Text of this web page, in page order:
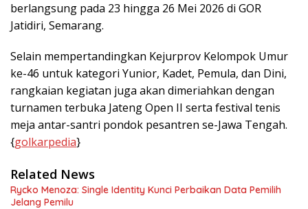
berlangsung pada 23 hingga 26 Mei 2026 di GOR
Jatidiri, Semarang.
Selain mempertandingkan Kejurprov Kelompok Umur
ke-46 untuk kategori Yunior, Kadet, Pemula, dan Dini,
rangkaian kegiatan juga akan dimeriahkan dengan
turnamen terbuka Jateng Open II serta festival tenis
meja antar-santri pondok pesantren se-Jawa Tengah.
{golkarpedia}
Related News
Rycko Menoza: Single Identity Kunci Perbaikan Data Pemilih
Jelang Pemilu